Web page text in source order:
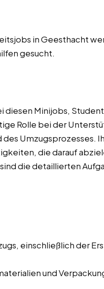
in Geesthacht
gesucht.
diesen Minijobs,
Rolle bei der
Umzugsprozesses.
die darauf
die detaillierten
einschließlich der
und